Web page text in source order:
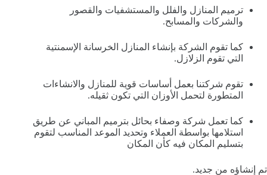
ترميم المنازل والفلل والمستشفيات والقصور
والشركات والمسابح.
كما تقوم الشركة بإنشاء المنازل الخرسانة الإسمنتية
التي تقوم الزلازل.
تقوم شركتنا بعمل أساسات قوية للمنازل والانشاءات
المتطورة لتحمل الأوزان التي تكون ثقيله.
كما تعمل شركة وصفاء بحائل بترميم المباني عن طريق
استلامها بواسطة العملاء وتحديد الموعد المناسب لتقوم
بتسليم المكان فيه كأن المكان
تم إنشاؤه من جديد.